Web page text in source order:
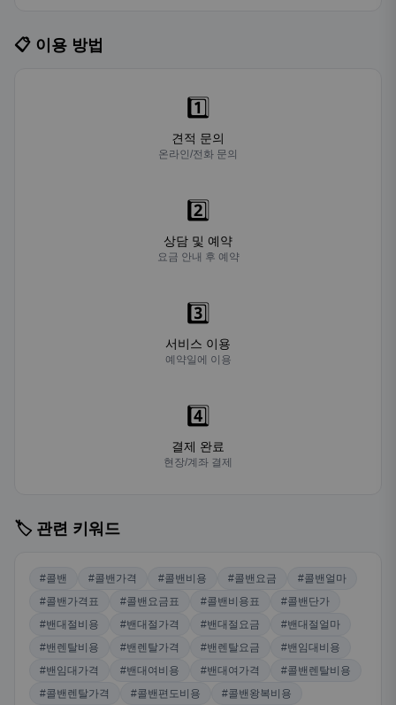
📋 이용 방법
1️⃣
견적 문의
온라인/전화 문의
2️⃣
상담 및 예약
요금 안내 후 예약
3️⃣
서비스 이용
예약일에 이용
4️⃣
결제 완료
현장/계좌 결제
🏷️ 관련 키워드
#콜밴 #콜밴가격 #콜밴비용 #콜밴요금
#콜밴얼마
#콜밴가격표
#콜밴요금표 #콜밴비용표
#콜밴단가
#밴대절비용
#밴대절가격 #밴대절요금
#밴대절얼마
#밴렌탈비용
#밴렌탈가격 #밴렌탈요금
#밴임대비용
#밴임대가격
#밴대여비용 #밴대여가격
#콜밴렌탈비용
#콜밴렌탈가격
#콜밴편도비용
#콜밴왕복비용